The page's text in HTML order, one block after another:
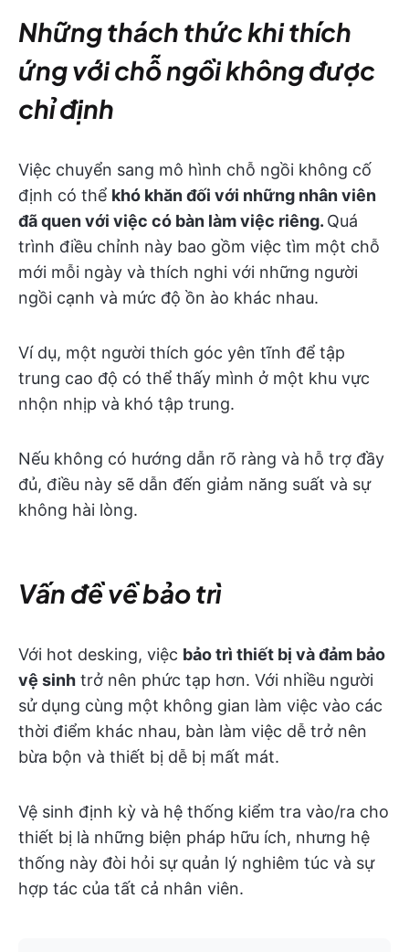
Những thách thức khi thích
ứng với chỗ ngồi không được
chỉ định
Việc chuyển sang mô hình chỗ ngồi không cố
định có thể khó khăn đối với những nhân viên
đã quen với việc có bàn làm việc riêng. Quá
trình điều chỉnh này bao gồm việc tìm một chỗ
mới mỗi ngày và thích nghi với những người
ngồi cạnh và mức độ ồn ào khác nhau.
Ví dụ, một người thích góc yên tĩnh để tập
trung cao độ có thể thấy mình ở một khu vực
nhộn nhịp và khó tập trung.
Nếu không có hướng dẫn rõ ràng và hỗ trợ đầy
đủ, điều này sẽ dẫn đến giảm năng suất và sự
không hài lòng.
Vấn đề về bảo trì
Với hot desking, việc bảo trì thiết bị và đảm bảo
vệ sinh trở nên phức tạp hơn. Với nhiều người
sử dụng cùng một không gian làm việc vào các
thời điểm khác nhau, bàn làm việc dễ trở nên
bừa bộn và thiết bị dễ bị mất mát.
Vệ sinh định kỳ và hệ thống kiểm tra vào/ra cho
thiết bị là những biện pháp hữu ích, nhưng hệ
thống này đòi hỏi sự quản lý nghiêm túc và sự
hợp tác của tất cả nhân viên.